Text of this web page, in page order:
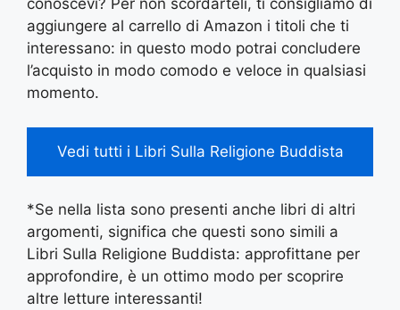
conoscevi? Per non scordarteli, ti consigliamo di
aggiungere al carrello di Amazon i titoli che ti
interessano: in questo modo potrai concludere
l’acquisto in modo comodo e veloce in qualsiasi
momento.
Vedi tutti i Libri Sulla Religione Buddista
*Se nella lista sono presenti anche libri di altri
argomenti, significa che questi sono simili a
Libri Sulla Religione Buddista: approfittane per
approfondire, è un ottimo modo per scoprire
altre letture interessanti!